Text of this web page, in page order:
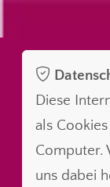
Diese
als
Computer.
uns dabei